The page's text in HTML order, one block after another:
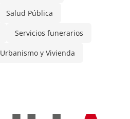
Salud Pública
Servicios funerarios
Urbanismo y Vivienda